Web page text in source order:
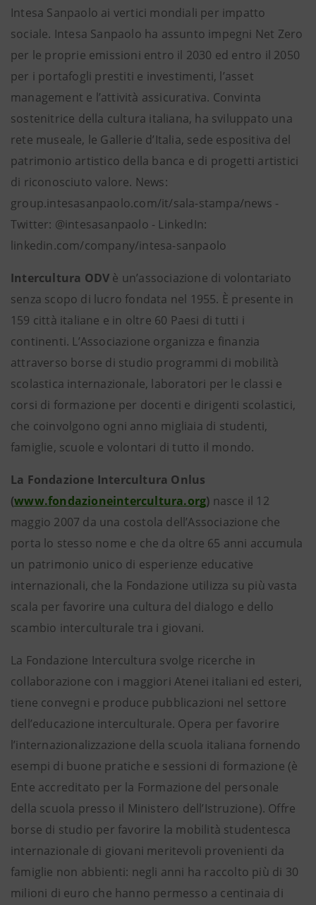
Intesa Sanpaolo ai vertici mondiali per impatto
sociale. Intesa Sanpaolo ha assunto impegni Net Zero
per le proprie emissioni entro il 2030 ed entro il 2050
per i portafogli prestiti e investimenti, l’asset
management e l’attività assicurativa. Convinta
sostenitrice della cultura italiana, ha sviluppato una
rete museale, le Gallerie d’Italia, sede espositiva del
patrimonio artistico della banca e di progetti artistici
di riconosciuto valore. News:
group.intesasanpaolo.com/it/sala-stampa/news -
Twitter: @intesasanpaolo - LinkedIn:
linkedin.com/company/intesa-sanpaolo
Intercultura ODV è un’associazione di volontariato
senza scopo di lucro fondata nel 1955. È presente in
159 città italiane e in oltre 60 Paesi di tutti i
continenti. L’Associazione organizza e finanzia
attraverso borse di studio programmi di mobilità
scolastica internazionale, laboratori per le classi e
corsi di formazione per docenti e dirigenti scolastici,
che coinvolgono ogni anno migliaia di studenti,
famiglie, scuole e volontari di tutto il mondo.
La Fondazione Intercultura Onlus
(www.fondazioneintercultura.org) nasce il 12
maggio 2007 da una costola dell’Associazione che
porta lo stesso nome e che da oltre 65 anni accumula
un patrimonio unico di esperienze educative
internazionali, che la Fondazione utilizza su più vasta
scala per favorire una cultura del dialogo e dello
scambio interculturale tra i giovani.
La Fondazione Intercultura svolge ricerche in
collaborazione con i maggiori Atenei italiani ed esteri,
tiene convegni e produce pubblicazioni nel settore
dell’educazione interculturale. Opera per favorire
l’internazionalizzazione della scuola italiana fornendo
esempi di buone pratiche e sessioni di formazione (è
Ente accreditato per la Formazione del personale
della scuola presso il Ministero dell’Istruzione). Offre
borse di studio per favorire la mobilità studentesca
internazionale di giovani meritevoli provenienti da
famiglie non abbienti: negli anni ha raccolto più di 30
milioni di euro che hanno permesso a centinaia di